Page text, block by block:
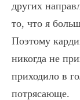
других
то, что я
Поэтому
никогда не
приходило в
потрясающе.